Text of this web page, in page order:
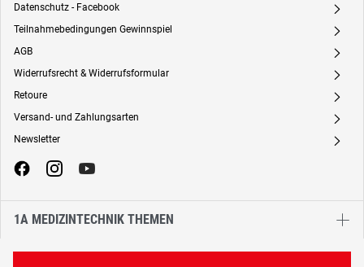
Datenschutz - Facebook A
Teilnahmebedingungen Gewinnspiel A
AGB A
Widerrufsrecht & Widerrufsformular A
Retoure A
Versand- und Zahlungsarten A
Newsletter A
1A MEDIZINTECHNIK THEMEN